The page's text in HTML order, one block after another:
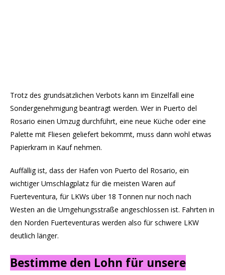
Trotz des grundsätzlichen Verbots kann im Einzelfall eine
Sondergenehmigung beantragt werden. Wer in Puerto del
Rosario einen Umzug durchführt, eine neue Küche oder eine
Palette mit Fliesen geliefert bekommt, muss dann wohl etwas
Papierkram in Kauf nehmen.
Auffällig ist, dass der Hafen von Puerto del Rosario, ein
wichtiger Umschlagplatz für die meisten Waren auf
Fuerteventura, für LKWs über 18 Tonnen nur noch nach
Westen an die Umgehungsstraße angeschlossen ist. Fahrten in
den Norden Fuerteventuras werden also für schwere LKW
deutlich länger.
Bestimme den Lohn für unsere